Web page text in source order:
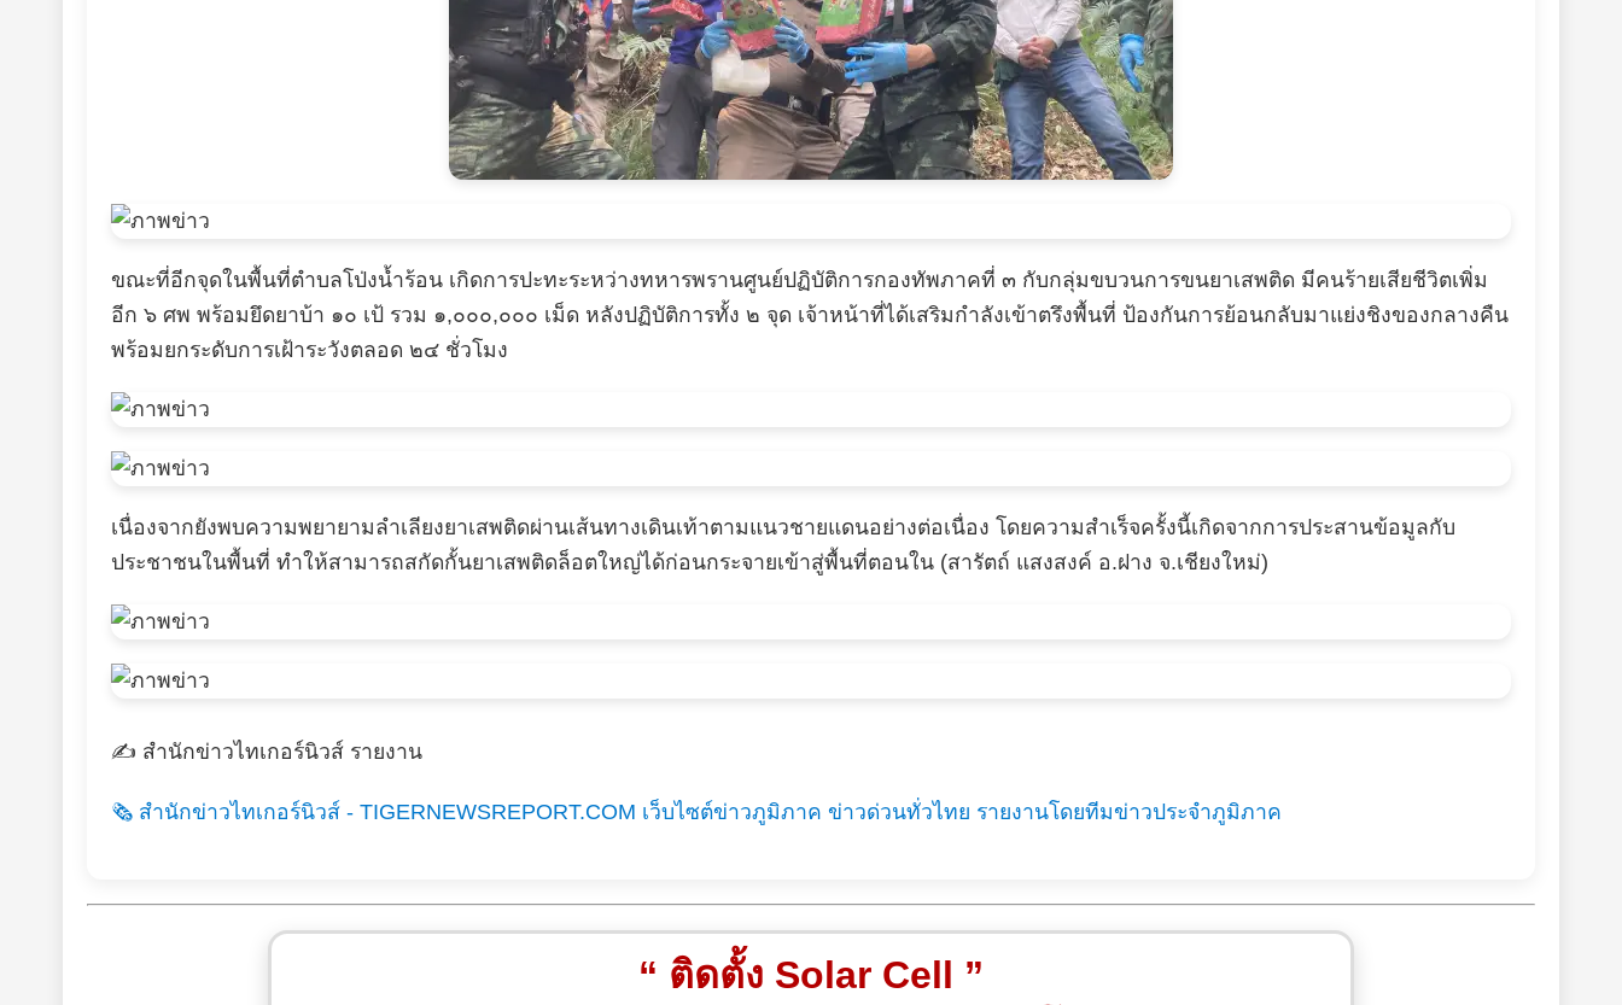
ขณะที่อีกจุดในพื้นที่ตำบลโป่งน้ำร้อน เกิดการปะทะระหว่างทหารพรานศูนย์ปฏิบัติการกองทัพภาคที่ ๓ กับกลุ่มขบวนการขนยาเสพติด มีคนร้ายเสียชีวิตเพิ่ม
อีก ๖ ศพ พร้อมยึดยาบ้า ๑๐ เป้ รวม ๑,๐๐๐,๐๐๐ เม็ด หลังปฏิบัติการทั้ง ๒ จุด เจ้าหน้าที่ได้เสริมกำลังเข้าตรึงพื้นที่ ป้องกันการย้อนกลับมาแย่งชิงของกลางคืน
พร้อมยกระดับการเฝ้าระวังตลอด ๒๔ ชั่วโมง
เนื่องจากยังพบความพยายามลำเลียงยาเสพติดผ่านเส้นทางเดินเท้าตามแนวชายแดนอย่างต่อเนื่อง โดยความสำเร็จครั้งนี้เกิดจากการประสานข้อมูลกับ
ประชาชนในพื้นที่ ทำให้สามารถสกัดกั้นยาเสพติดล็อตใหญ่ได้ก่อนกระจายเข้าสู่พื้นที่ตอนใน (สารัตถ์ แสงสงค์ อ.ฝาง จ.เชียงใหม่)
✍️ สำนักข่าวไทเกอร์นิวส์ รายงาน
🗞️ สำนักข่าวไทเกอร์นิวส์ - TIGERNEWSREPORT.COM เว็บไซต์ข่าวภูมิภาค ข่าวด่วนทั่วไทย รายงานโดยทีมข่าวประจำภูมิภาค
“ ติดตั้ง Solar Cell ”